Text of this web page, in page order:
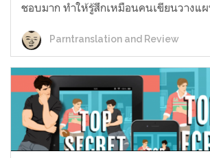
ชอบมาก ทำให้รู้สึกเหมือนคนเขียนวางแ
Parntranslation and Review